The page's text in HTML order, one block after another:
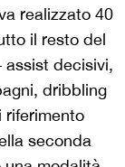
realizzato 40
il resto del
assist decisivi,
dribbling
riferimento
seconda